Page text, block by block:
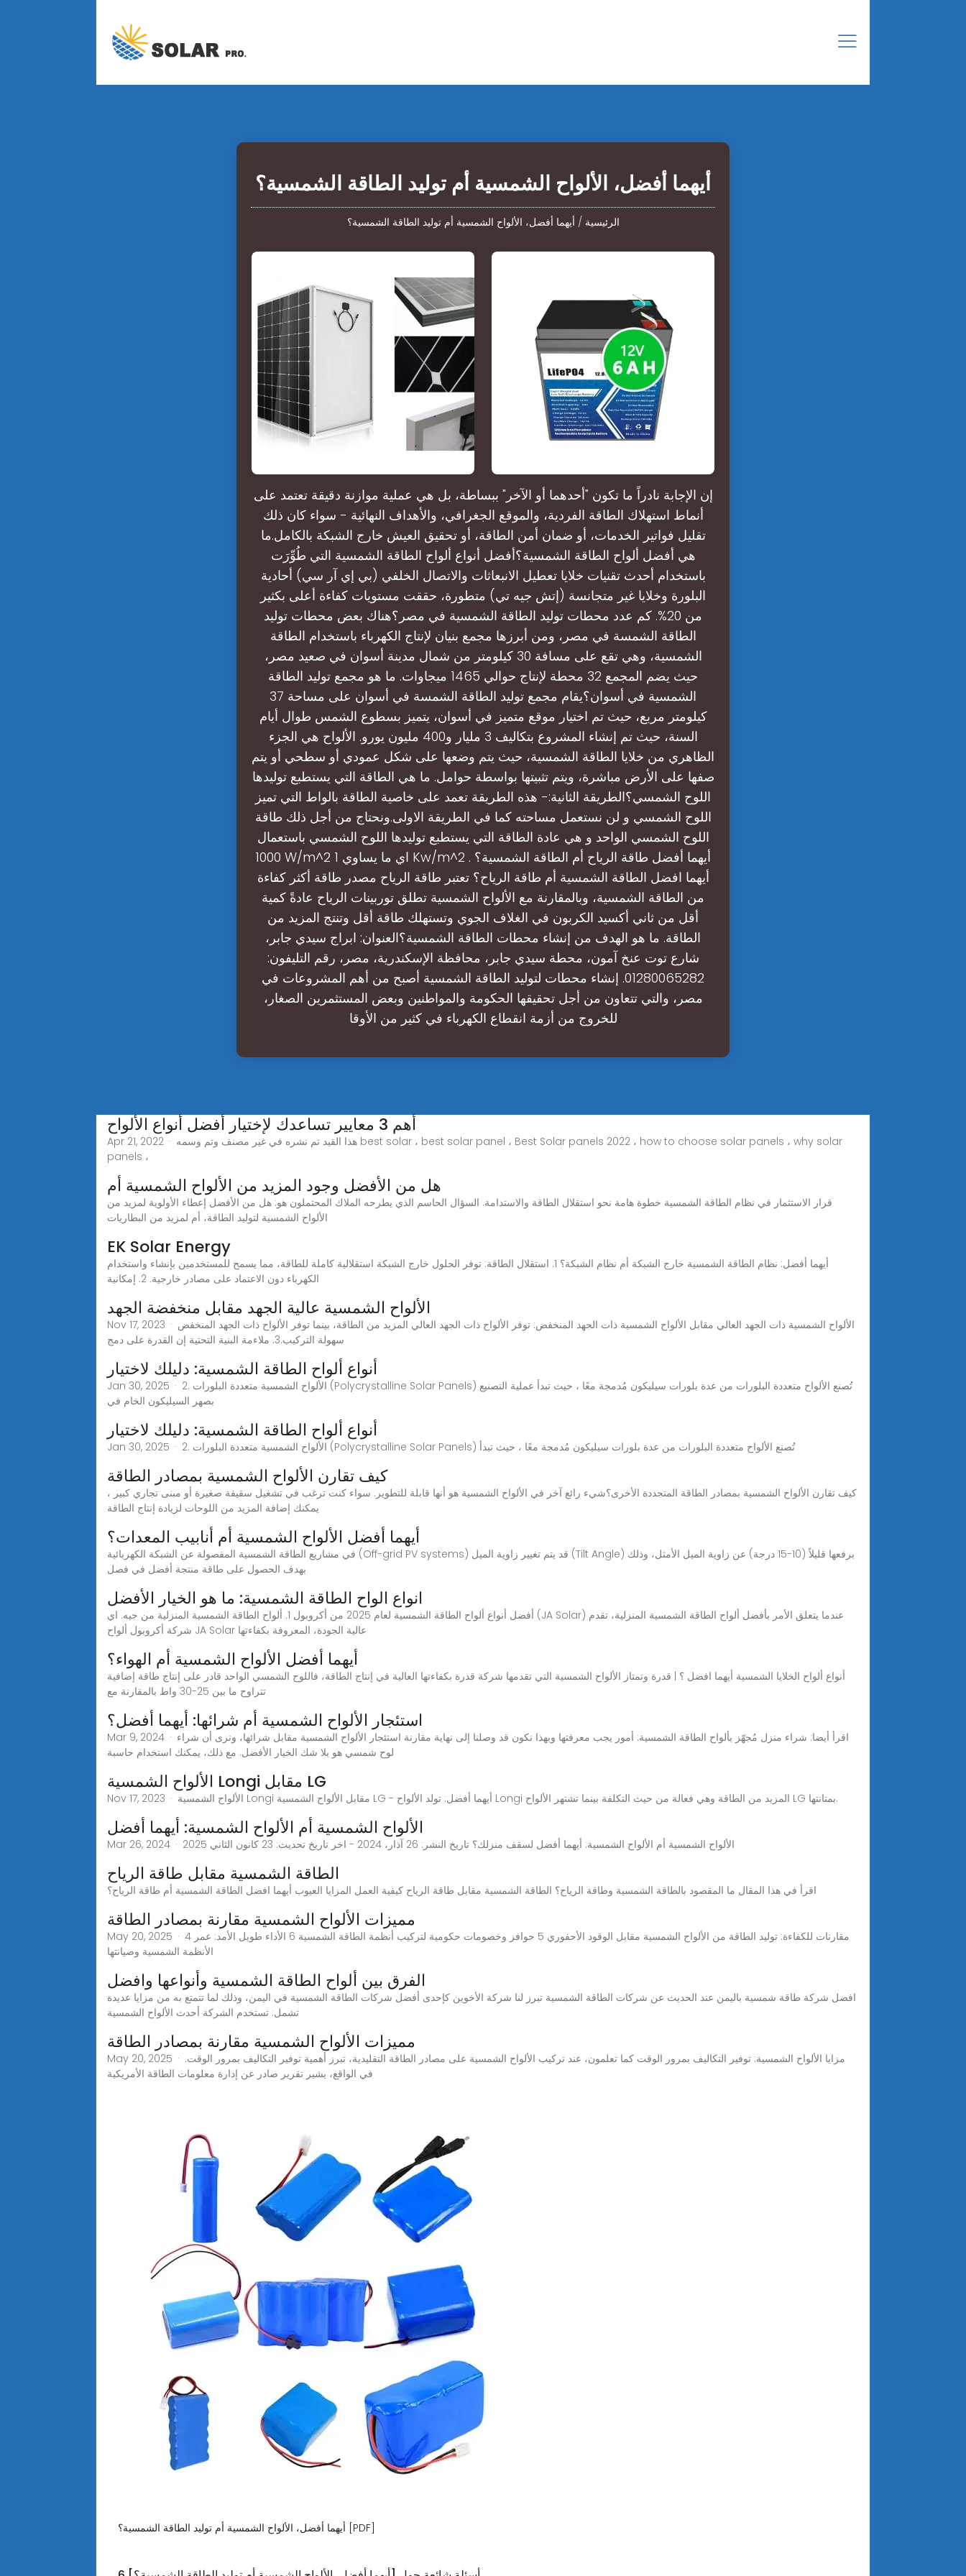
أيهما أفضل، الألواح الشمسية أم توليد الطاقة الشمسية؟
الرئيسية / أيهما أفضل، الألواح الشمسية أم توليد الطاقة الشمسية؟
إن الإجابة نادراً ما تكون "أحدهما أو الآخر" ببساطة، بل هي عملية موازنة دقيقة تعتمد على
أنماط استهلاك الطاقة الفردية، والموقع الجغرافي، والأهداف النهائية - سواء كان ذلك
تقليل فواتير الخدمات، أو ضمان أمن الطاقة، أو تحقيق العيش خارج الشبكة بالكامل.ما
هي أفضل ألواح الطاقة الشمسية؟أفضل أنواع ألواح الطاقة الشمسية التي طُوِّرَت
باستخدام أحدث تقنيات خلايا تعطيل الانبعاثات والاتصال الخلفي (بي إي آر سي) أحادية
البلورة وخلايا غير متجانسة (إتش جيه تي) متطورة، حققت مستويات كفاءة أعلى بكثير
من 20%. كم عدد محطات توليد الطاقة الشمسية في مصر؟هناك بعض محطات توليد
الطاقة الشمسة في مصر، ومن أبرزها مجمع بنيان لإنتاج الكهرباء باستخدام الطاقة
الشمسية، وهي تقع على مسافة 30 كيلومتر من شمال مدينة أسوان في صعيد مصر،
حيث يضم المجمع 32 محطة لإنتاج حوالي 1465 ميجاوات. ما هو مجمع توليد الطاقة
الشمسية في أسوان؟يقام مجمع توليد الطاقة الشمسة في أسوان على مساحة 37
كيلومتر مربع، حيث تم اختيار موقع متميز في أسوان، يتميز بسطوع الشمس طوال أيام
السنة، حيث تم إنشاء المشروع بتكاليف 3 مليار و400 مليون يورو. الألواح هي الجزء
الظاهري من خلايا الطاقة الشمسية، حيث يتم وضعها على شكل عمودي أو سطحي أو يتم
صفها على الأرض مباشرة، ويتم تثبيتها بواسطة حوامل. ما هي الطاقة التي يستطبع توليدها
اللوح الشمسي؟الطريقة الثانية:- هذه الطريقة تعمد على خاصية الطاقة بالواط التي تميز
اللوح الشمسي و لن نستعمل مساحته كما في الطريقة الاولى.ونحتاج من أجل ذلك طاقة
اللوح الشمسي الواحد و هي عادة الطاقة التي يستطبع توليدها اللوح الشمسي باستعمال
1000 W/m^2 اي ما يساوي 1 Kw/m^2 . أيهما أفضل طاقة الرياح أم الطاقة الشمسية؟
أيهما افضل الطاقة الشمسية أم طاقة الرياح؟ تعتبر طاقة الرياح مصدر طاقة أكثر كفاءة
من الطاقة الشمسية، وبالمقارنة مع الألواح الشمسية تطلق توربينات الرياح عادةً كمية
أقل من ثاني أكسيد الكربون في الغلاف الجوي وتستهلك طاقة أقل وتنتج المزيد من
الطاقة. ما هو الهدف من إنشاء محطات الطاقة الشمسية؟العنوان: ابراج سيدي جابر،
شارع توت عنخ آمون، محطة سيدي جابر، محافظة الإسكندرية، مصر، رقم التليفون:
01280065282. إنشاء محطات لتوليد الطاقة الشمسية أصبح من أهم المشروعات في
مصر، والتي تتعاون من أجل تحقيقها الحكومة والمواطنين وبعض المستثمرين الصغار،
للخروج من أزمة انقطاع الكهرباء في كثير من الأوقا
أهم 3 معايير تساعدك لإختيار أفضل أنواع الألواح
Apr 21, 2022 · هذا القيد تم نشره في غير مصنف وتم وسمه best solar ، best solar panel ، Best Solar panels 2022 ، how to choose solar panels ، why solar
panels ،
هل من الأفضل وجود المزيد من الألواح الشمسية أم
قرار الاستثمار في نظام الطاقة الشمسية خطوة هامة نحو استقلال الطاقة والاستدامة. السؤال الحاسم الذي يطرحه الملاك المحتملون هو: هل من الأفضل إعطاء الأولوية لمزيد من
الألواح الشمسية لتوليد الطاقة، أم لمزيد من البطاريات
EK Solar Energy
أيهما أفضل: نظام الطاقة الشمسية خارج الشبكة أم نظام الشبكة؟ 1. استقلال الطاقة: توفر الحلول خارج الشبكة استقلالية كاملة للطاقة، مما يسمح للمستخدمين بإنشاء واستخدام
الكهرباء دون الاعتماد على مصادر خارجية. 2. إمكانية
الألواح الشمسية عالية الجهد مقابل منخفضة الجهد
Nov 17, 2023 · الألواح الشمسية ذات الجهد العالي مقابل الألواح الشمسية ذات الجهد المنخفض: توفر الألواح ذات الجهد العالي المزيد من الطاقة، بينما توفر الألواح ذات الجهد المنخفض
سهولة التركيب.3. ملاءمة البنية التحتية إن القدرة على دمج
أنواع ألواح الطاقة الشمسية: دليلك لاختيار
Jan 30, 2025 · 2. الألواح الشمسية متعددة البلورات (Polycrystalline Solar Panels) تُصنع الألواح متعددة البلورات من عدة بلورات سيليكون مُدمجة معًا ، حيث تبدأ عملية التصنيع
بصهر السيليكون الخام في
أنواع ألواح الطاقة الشمسية: دليلك لاختيار
Jan 30, 2025 · 2. الألواح الشمسية متعددة البلورات (Polycrystalline Solar Panels) تُصنع الألواح متعددة البلورات من عدة بلورات سيليكون مُدمجة معًا ، حيث تبدأ
كيف تقارن الألواح الشمسية بمصادر الطاقة
كيف تقارن الألواح الشمسية بمصادر الطاقة المتجددة الأخرى؟شيء رائع آخر في الألواح الشمسية هو أنها قابلة للتطوير. سواء كنت ترغب في تشغيل سقيفة صغيرة أو مبنى تجاري كبير ،
يمكنك إضافة المزيد من اللوحات لزيادة إنتاج الطاقة
أيهما أفضل الألواح الشمسية أم أنابيب المعدات؟
في مشاريع الطاقة الشمسية المفصولة عن الشبكة الكهربائية (Off-grid PV systems) قد يتم تغيير زاوية الميل (Tilt Angle) برفعها قليلاً (10-15 درجة) عن زاوية الميل الأمثل، وذلك
بهدف الحصول على طاقة منتجة أفضل في فصل
انواع الواح الطاقة الشمسية: ما هو الخيار الأفضل
أفضل أنواع ألواح الطاقة الشمسية لعام 2025 من أكروبول 1. ألواح الطاقة الشمسية المنزلية من جيه. اي (JA Solar) عندما يتعلق الأمر بأفضل ألواح الطاقة الشمسية المنزلية، تقدم
شركة أكروبول ألواح JA Solar عالية الجودة، المعروفة بكفاءتها
أيهما أفضل الألواح الشمسية أم الهواء؟
أنواع ألواح الخلايا الشمسية أيهما افضل ؟ | قدرة وتمتاز الألواح الشمسية التي تقدمها شركة قدرة بكفاءتها العالية في إنتاج الطاقة، فاللوح الشمسي الواحد قادر على إنتاج طاقة إضافية
تتراوح ما بين 25-30 واط بالمقارنة مع
استئجار الألواح الشمسية أم شرائها: أيهما أفضل؟
Mar 9, 2024 · اقرأ أيضا: شراء منزل مُجهّز بألواح الطاقة الشمسية: أمور يجب معرفتها وبهذا نكون قد وصلنا إلى نهاية مقارنة استئجار الألواح الشمسية مقابل شرائها، ونرى أن شراء
لوح شمسي هو بلا شك الخيار الأفضل. مع ذلك، يمكنك استخدام حاسبة
الألواح الشمسية Longi مقابل LG
Nov 17, 2023 · الألواح الشمسية Longi مقابل الألواح الشمسية LG - أيهما أفضل: تولد الألواح Longi المزيد من الطاقة وهي فعالة من حيث التكلفة بينما تشتهر الألواح LG بمتانتها.
الألواح الشمسية أم الألواح الشمسية: أيهما أفضل
Mar 26, 2024 · الألواح الشمسية أم الألواح الشمسية: أيهما أفضل لسقف منزلك؟ تاريخ النشر: 26 آذار، 2024 - اخر تاريخ تحديث: 23 كانون الثاني 2025
الطاقة الشمسية مقابل طاقة الرياح
اقرأ في هذا المقال ما المقصود بالطاقة الشمسية وطاقة الرياح؟ الطاقة الشمسية مقابل طاقة الرياح كيفية العمل المزايا العيوب أيهما افضل الطاقة الشمسية أم طاقة الرياح؟
مميزات الألواح الشمسية مقارنة بمصادر الطاقة
May 20, 2025 · 4 مقارنات للكفاءة: توليد الطاقة من الألواح الشمسية مقابل الوقود الأحفوري 5 حوافز وخصومات حكومية لتركيب أنظمة الطاقة الشمسية 6 الأداء طويل الأمد: عمر
الأنظمة الشمسية وصيانتها
الفرق بين ألواح الطاقة الشمسية وأنواعها وافضل
افضل شركة طاقة شمسية باليمن عند الحديث عن شركات الطاقة الشمسية تبرز لنا شركة الأخوين كإحدى أفضل شركات الطاقة الشمسية في اليمن، وذلك لما تتمتع به من مزايا عديدة
تشمل: تستخدم الشركة أحدث الألواح الشمسية
مميزات الألواح الشمسية مقارنة بمصادر الطاقة
May 20, 2025 · مزايا الألواح الشمسية: توفير التكاليف بمرور الوقت كما تعلمون، عند تركيب الألواح الشمسية على مصادر الطاقة التقليدية، تبرز أهمية توفير التكاليف بمرور الوقت.
في الواقع، يشير تقرير صادر عن إدارة معلومات الطاقة الأمريكية
أيهما أفضل، الألواح الشمسية أم توليد الطاقة الشمسية؟ [PDF]